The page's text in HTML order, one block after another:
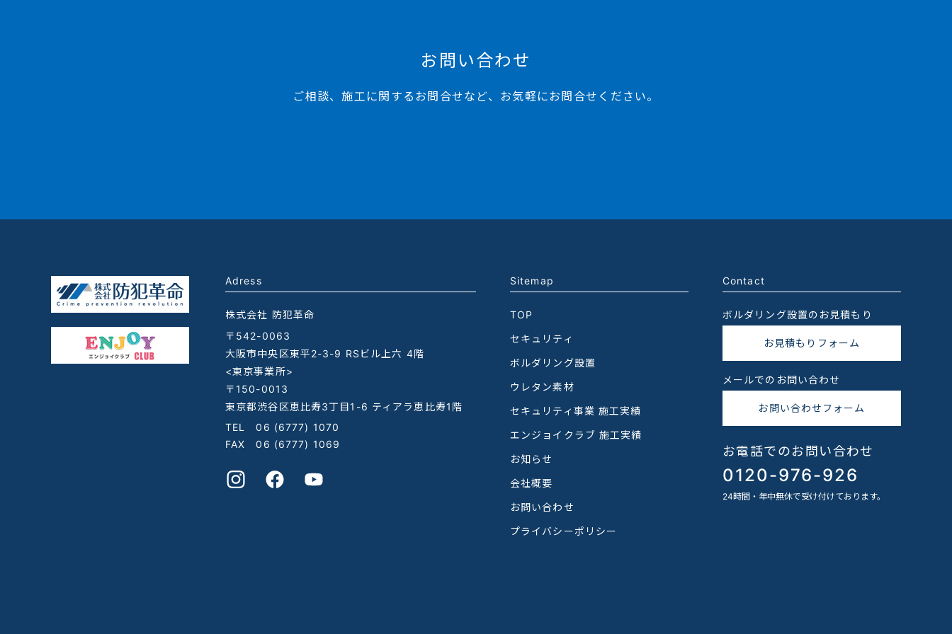
お問い合わせ
ご相談、施工に関するお問合せなど、お気軽にお問合せください。
Adress
株式会社 防犯革命
〒542-0063
大阪市中央区東平2-3-9 RSビル上六 4階
<東京事業所>
〒150-0013
東京都渋谷区恵比寿3丁目1-6 ティアラ恵比寿1階
TEL06 (6777) 1070
FAX 06 (6777) 1069
Sitemap
TOP
セキュリティ
ボルダリング設置
ウレタン素材
セキュリティ事業 施工実績
エンジョイクラブ 施工実績
お知らせ
会社概要
お問い合わせ
プライバシーポリシー
Contact
ボルダリング設置のお見積もり
お見積もりフォーム
メールでのお問い合わせ
お問い合わせフォーム
お電話でのお問い合わせ
0120-976-926
24時間・年中無休で受け付けております。